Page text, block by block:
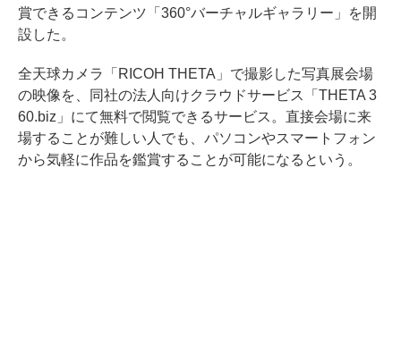
賞できるコンテンツ「360°バーチャルギャラリー」を開
設した。
全天球カメラ「RICOH THETA」で撮影した写真展会場
の映像を、同社の法人向けクラウドサービス「THETA 3
60.biz」にて無料で閲覧できるサービス。直接会場に来
場することが難しい人でも、パソコンやスマートフォン
から気軽に作品を鑑賞することが可能になるという。